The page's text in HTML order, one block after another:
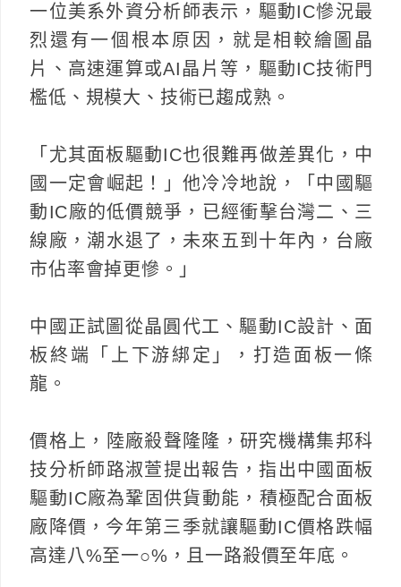
一位美系外資分析師表示，驅動IC慘況最
烈還有一個根本原因，就是相較繪圖晶
片、高速運算或AI晶片等，驅動IC技術門
檻低、規模大、技術已趨成熟。
「尤其面板驅動IC也很難再做差異化，中
國一定會崛起！」他冷冷地說，「中國驅
動IC廠的低價競爭，已經衝擊台灣二、三
線廠，潮水退了，未來五到十年內，台廠
市佔率會掉更慘。」
中國正試圖從晶圓代工、驅動IC設計、面
板終端「上下游綁定」，打造面板一條
龍。
價格上，陸廠殺聲隆隆，研究機構集邦科
技分析師路淑萱提出報告，指出中國面板
驅動IC廠為鞏固供貨動能，積極配合面板
廠降價，今年第三季就讓驅動IC價格跌幅
高達八%至一○%，且一路殺價至年底。